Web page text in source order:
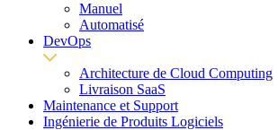
Manuel
Automatisé
DevOps
Architecture de Cloud Computing
Livraison SaaS
Maintenance et Support
Ingénierie de Produits Logiciels